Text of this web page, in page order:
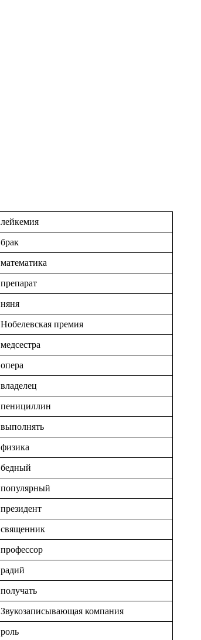
лейкемия
брак
математика
препарат
няня
Нобелевская премия
медсестра
опера
владелец
пенициллин
выполнять
физика
бедный
популярный
президент
священник
профессор
радий
получать
Звукозаписывающая компания
роль